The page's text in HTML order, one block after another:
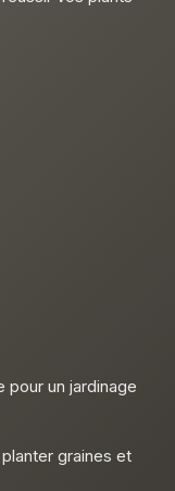
pour un jardinage
graines et